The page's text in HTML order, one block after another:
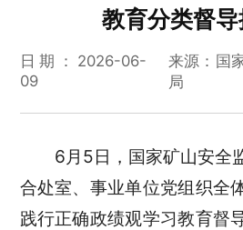
教育分类督
日期：2026-06-
09
来源：国
局
6月5日，国家矿山安全
合处室、 事业单位党组织全
践行正确政绩观学习教育督